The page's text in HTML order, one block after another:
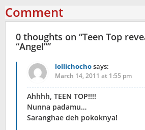
Comment
0 thoughts on “Teen Top
“Angel””
lollichochosays:
March 14, 2011 at 1:55 pm
Ahhhh, TEEN TOP!!!!
Nunna padamu…
Saranghae deh pokoknya!